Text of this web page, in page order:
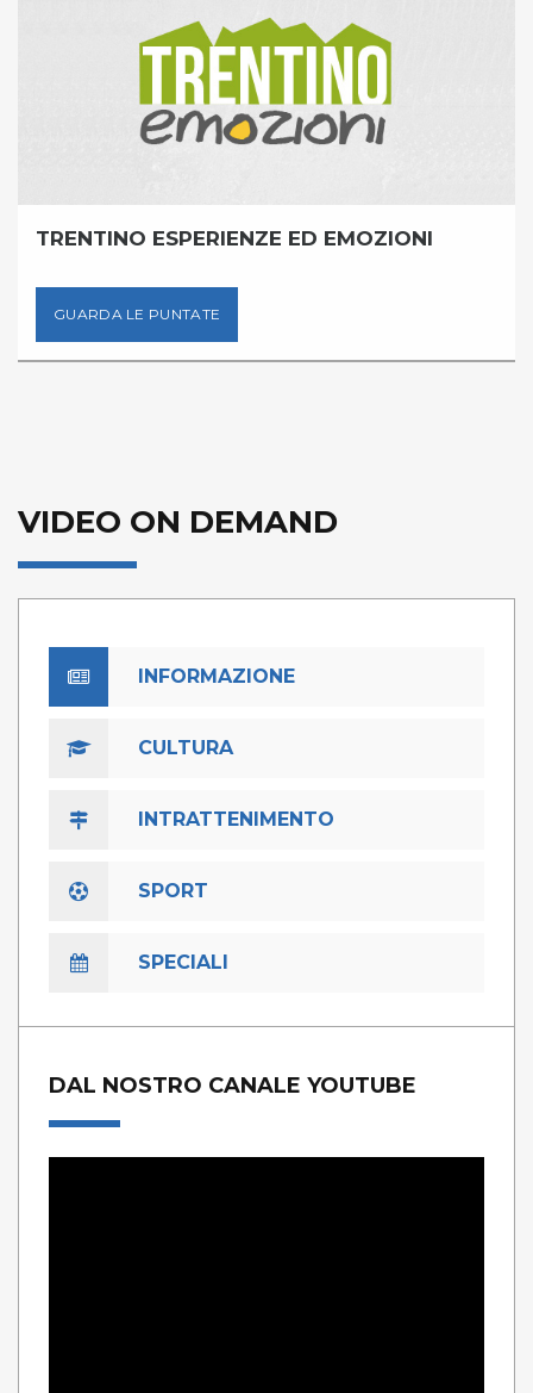
TRENTINO ESPERIENZE ED EMOZIONI
GUARDA LE PUNTATE
VIDEO ON DEMAND
INFORMAZIONE
CULTURA
INTRATTENIMENTO
SPORT
SPECIALI
DAL NOSTRO CANALE YOUTUBE